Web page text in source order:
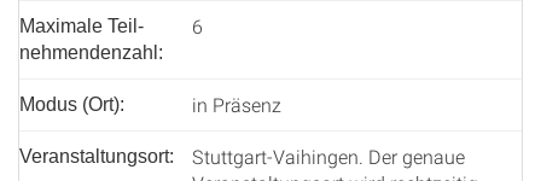
Maximale Teil­
nehmenden­zahl:
6
Modus (Ort): in Präsenz
Veranstaltungsort:
Stuttgart-Vaihingen. Der genaue